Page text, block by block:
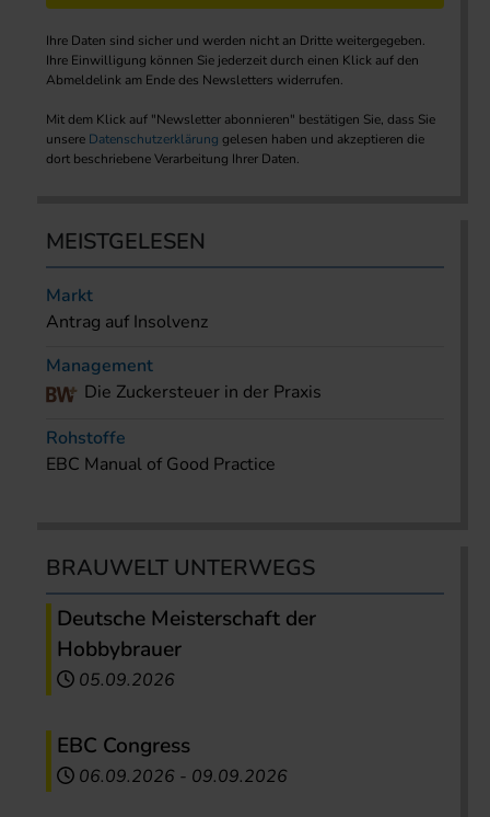
Ihre Daten sind sicher und werden nicht an Dritte weitergegeben.
Ihre Einwilligung können Sie jederzeit durch einen Klick auf den
Abmeldelink am Ende des Newsletters widerrufen.
Mit dem Klick auf "Newsletter abonnieren" bestätigen Sie, dass Sie
unsere Datenschutzerklärung gelesen haben und akzeptieren die
dort beschriebene Verarbeitung Ihrer Daten.
MEISTGELESEN
Markt
Antrag auf Insolvenz
Management
Die Zuckersteuer in der Praxis
Rohstoffe
EBC Manual of Good Practice
BRAUWELT UNTERWEGS
Deutsche Meisterschaft der
Hobbybrauer
05.09.2026
EBC Congress
06.09.2026 - 09.09.2026